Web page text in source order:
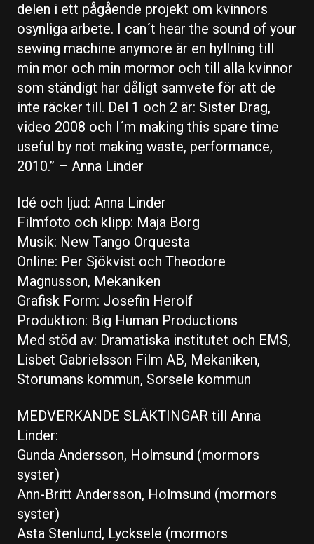
delen i ett pågående projekt om kvinnors
osynliga arbete. I can´t hear the sound of your
sewing machine anymore är en hyllning till
min mor och min mormor och till alla kvinnor
som ständigt har dåligt samvete för att de
inte räcker till. Del 1 och 2 är: Sister Drag,
video 2008 och I´m making this spare time
useful by not making waste, performance,
2010.” – Anna Linder
Idé och ljud: Anna Linder
Filmfoto och klipp: Maja Borg
Musik: New Tango Orquesta
Online: Per Sjökvist och Theodore
Magnusson, Mekaniken
Grafisk Form: Josefin Herolf
Produktion: Big Human Productions
Med stöd av: Dramatiska institutet och EMS,
Lisbet Gabrielsson Film AB, Mekaniken,
Storumans kommun, Sorsele kommun
MEDVERKANDE SLÄKTINGAR till Anna
Linder:
Gunda Andersson, Holmsund (mormors
syster)
Ann-Britt Andersson, Holmsund (mormors
syster)
Asta Stenlund, Lycksele (mormors